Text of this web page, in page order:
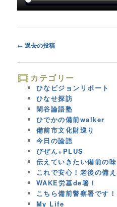
Post
← 過去の投稿
カテゴリー
ひなビジョンリポート
ひなせ探訪
閑谷論語塾
ひでかの備前walker
備前市文化財巡り
今日の論語
びぜん+PLUS
伝えていきたい備前の味
これで安心！老後の備え
WAKE労基de署！
こちら備前警察署です！
My Life